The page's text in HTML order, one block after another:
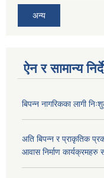
अन्य
ऐन र सामान्य
बिपन्न नागरिकका लागी
अति बिपन्न र प्राकृतिक
आवास निर्माण कार्यक्रमहरु